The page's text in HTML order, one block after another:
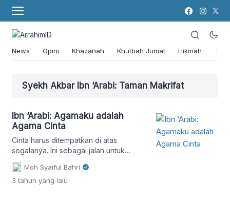
News Opini Khazanah Khutbah Jumat Hikmah
Syekh Akbar Ibn ‘Arabi: Taman Makrifat
Ibn ‘Arabi: Agamaku adalah
Agama Cinta
Cinta harus ditempatkan di atas
segalanya. Ini sebagai jalan untuk
memetik kebaikan bersama, terutama
dalam beragama.
Moh Syaiful Bahri
3 tahun yang lalu